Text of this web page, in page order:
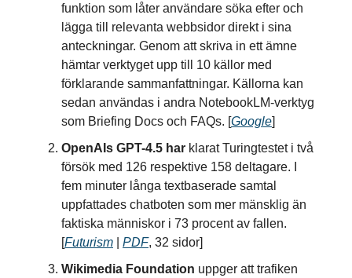
funktion som låter användare söka efter och
lägga till relevanta webbsidor direkt i sina
anteckningar. Genom att skriva in ett ämne
hämtar verktyget upp till 10 källor med
förklarande sammanfattningar. Källorna kan
sedan användas i andra NotebookLM-verktyg
som Briefing Docs och FAQs. [Google]
OpenAIs GPT-4.5 har klarat Turingtestet i två
försök med 126 respektive 158 deltagare. I
fem minuter långa textbaserade samtal
uppfattades chatboten som mer mänsklig än
faktiska människor i 73 procent av fallen.
[Futurism PDF, 32 sidor]
Wikimedia Foundation uppger att trafiken